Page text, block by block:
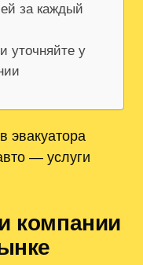
за каждый
уточняйте у
эвакуатора
— услуги
компании